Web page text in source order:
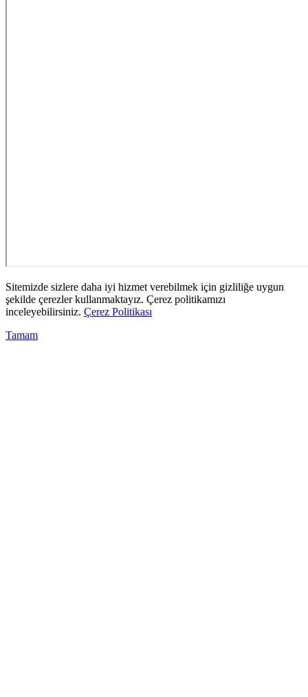
Sitemizde sizlere daha iyi hizmet verebilmek için gizliliğe uygun
şekilde çerezler kullanmaktayız. Çerez politikamızı
inceleyebilirsiniz. Çerez Politikası
Tamam